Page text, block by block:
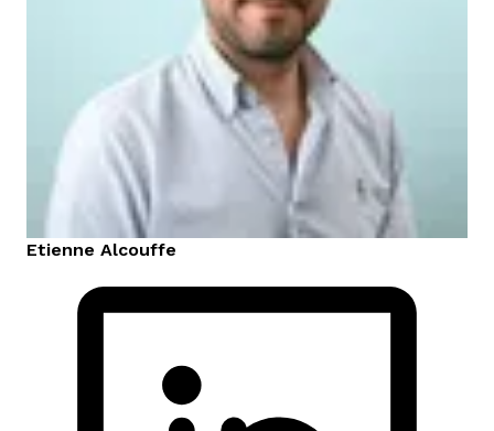
Etienne Alcouffe